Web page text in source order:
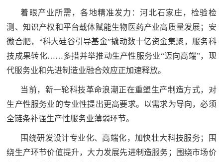
空
人
民
防
空
国
智
库
国
防
智
库
雄
模
着眼产业所需，各地精准发力：河北石家庄，检验检
测、知识产权和平台载体赋能生物医药产业高质量发展；安
徽合肥，“科大硅谷引导基金”撬动数十亿资金集聚，服务科
技成果转化……多措并举推动生产性服务业“迈向高端”，现
代服务业和先进制造业融合效应正加速释放。
当前，新一轮科技革命浪潮正在重塑生产制造方式，对
生产性服务业的专业性提出更高要求。以需求为导向，必须
全链条补强生产性服务业薄弱环节。
围绕研发设计专业化、高端化，加快壮大科技服务；围
绕生产环节价值提升，大力发展先进制造服务；围绕市场价